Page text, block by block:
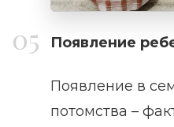
Появление
Появление в
потомства –